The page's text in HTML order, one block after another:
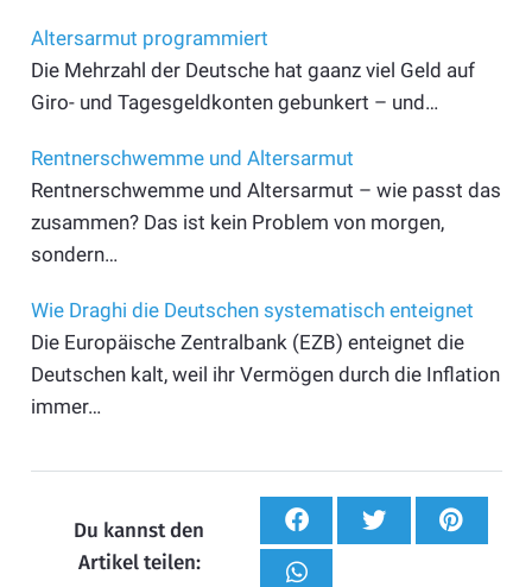
Altersarmut programmiert
Die Mehrzahl der Deutsche hat gaanz viel Geld auf
Giro- und Tagesgeldkonten gebunkert – und…
Rentnerschwemme und Altersarmut
Rentnerschwemme und Altersarmut – wie passt das
zusammen? Das ist kein Problem von morgen,
sondern…
Wie Draghi die Deutschen systematisch enteignet
Die Europäische Zentralbank (EZB) enteignet die
Deutschen kalt, weil ihr Vermögen durch die Inflation
immer…
Du kannst den
Artikel teilen: